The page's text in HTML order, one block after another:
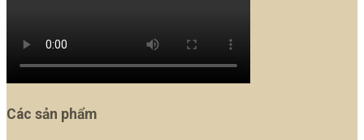
Các sản phẩm